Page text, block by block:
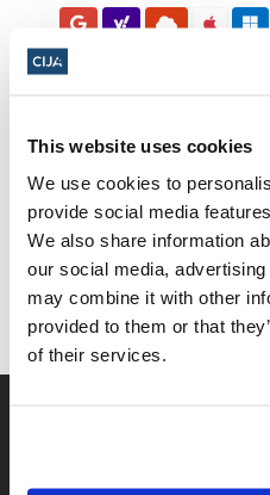
This website uses cookies
We use cookies to
provide social media
We also share information
our social media,
may combine it with other
provided to them or that
of their services.
Partager cette page
Facebook
𝕏TwitterWhatsapp
Courriel